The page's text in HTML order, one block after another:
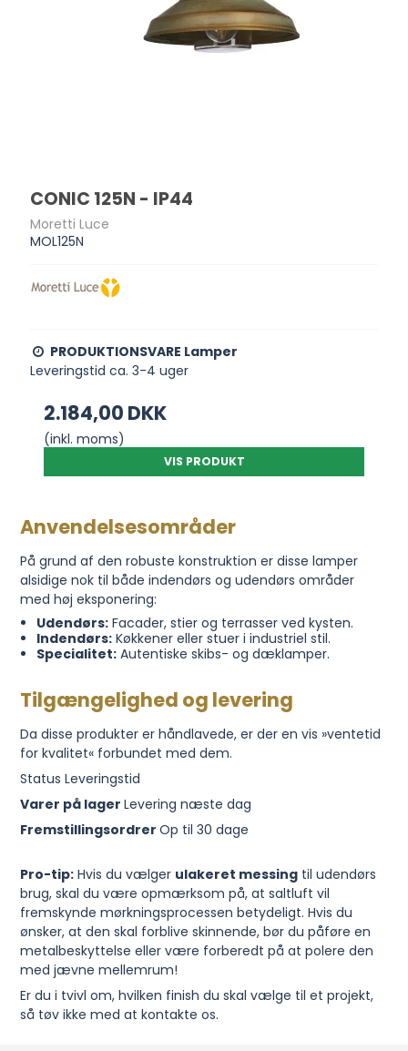
CONIC 125N - IP44
Moretti Luce
MOL125N
PRODUKTIONSVARE Lamper
Leveringstid ca. 3-4 uger
2.184,00 DKK
(inkl. moms)
VIS PRODUKT
Anvendelsesområder
På grund af den robuste konstruktion er disse lamper
alsidige nok til både indendørs og udendørs områder
med høj eksponering:
Udendørs:Facader, stier og terrasser ved kysten.
Indendørs:Køkkener eller stuer i industriel stil.
Specialitet:Autentiske skibs- og dæklamper.
Tilgængelighed og levering
Da disse produkter er håndlavede, er der en vis »ventetid
for kvalitet« forbundet med dem.
Status Leveringstid
Varer på lagerLevering næste dag
FremstillingsordrerOp til 30 dage
Pro-tip: Hvis du vælger ulakeret messing til udendørs
brug, skal du være opmærksom på, at saltluft vil
fremskynde mørkningsprocessen betydeligt. Hvis du
ønsker, at den skal forblive skinnende, bør du påføre en
metalbeskyttelse eller være forberedt på at polere den
med jævne mellemrum!
Er du i tvivl om, hvilken finish du skal vælge til et projekt,
så tøv ikke med at kontakte os.